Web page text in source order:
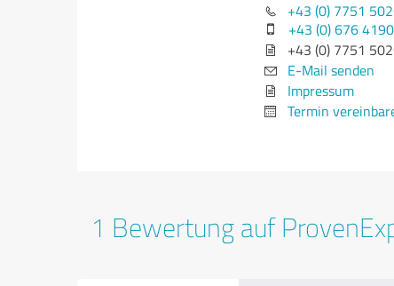
+43 (0) 7751
+43 (0) 676
+43 (0) 7751
E-Mail senden
Impressum
Termin
1 Bewertung auf